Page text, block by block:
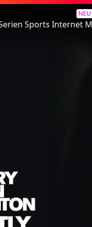
Sports
NEU
Internet
: Partly